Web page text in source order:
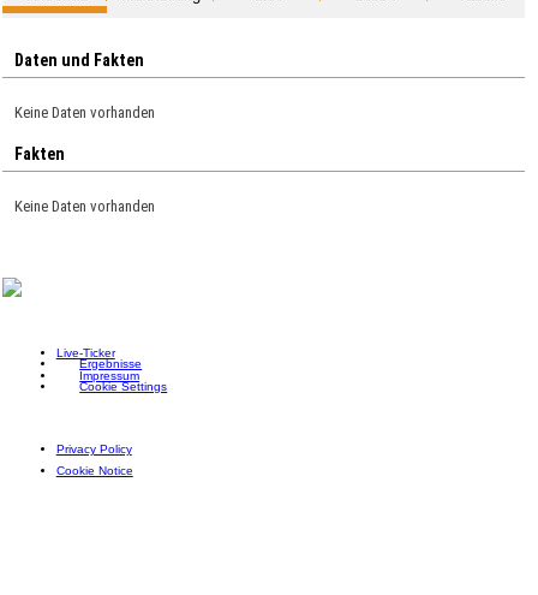
Daten und Fakten
Keine Daten vorhanden
Fakten
Keine Daten vorhanden
Live-Ticker
Ergebnisse
Impressum
Cookie Settings
Privacy Policy
Cookie Notice